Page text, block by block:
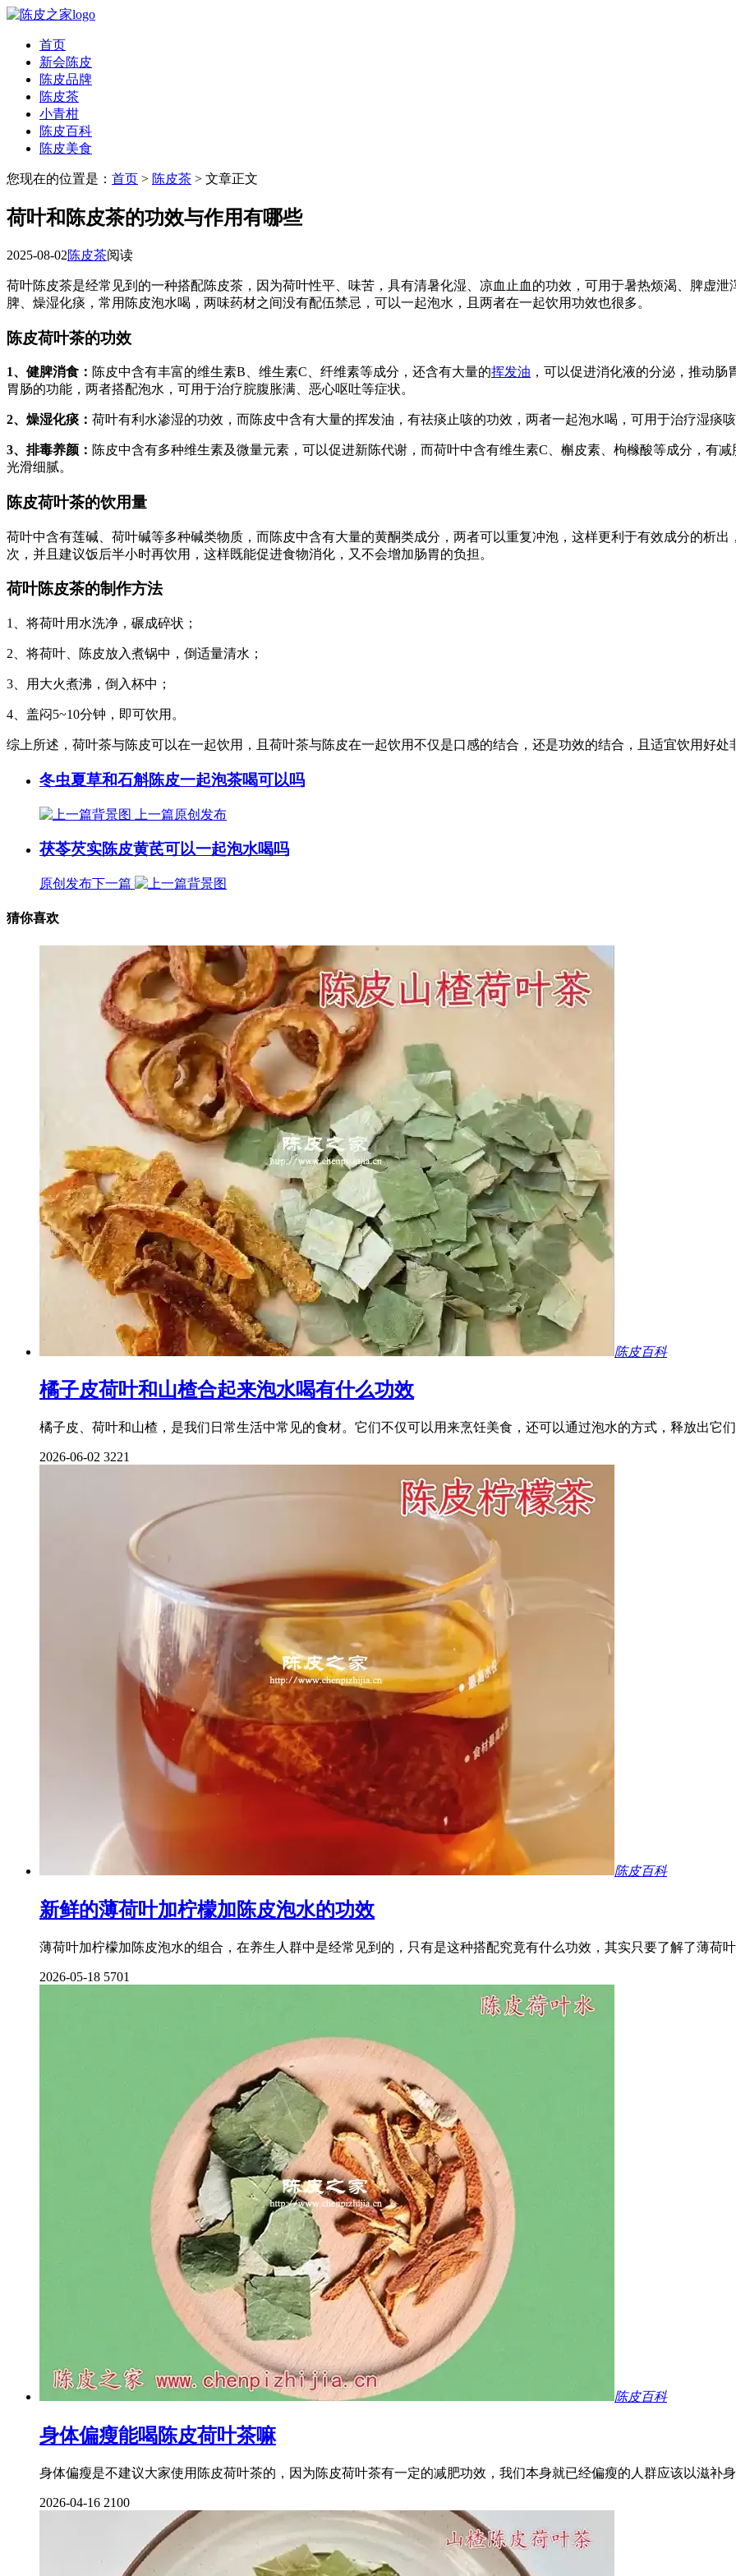
首页
新会陈皮
陈皮品牌
陈皮茶
小青柑
陈皮百科
陈皮美食
您现在的位置是： 首页 > 陈皮茶 > 文章正文
荷叶和陈皮茶的功效与作用有哪些
2025-08-02陈皮茶阅读
荷叶陈皮茶是经常见到的一种搭配陈皮茶，因为荷叶性平、味苦，具有清暑化湿、凉血止血的功效，可用于暑热烦渴、脾虚
脾、燥湿化痰，常用陈皮泡水喝，两味药材之间没有配伍禁忌，可以一起泡水，且两者在一起饮用功效也很多。
陈皮荷叶茶的功效
1、健脾消食： 陈皮中含有丰富的维生素B、维生素C、纤维素等成分，还含有大量的挥发油 ，可以促进消化液的分泌，推动
胃肠的功能，两者搭配泡水，可用于治疗脘腹胀满、恶心呕吐等症状。
2、燥湿化痰： 荷叶有利水渗湿的功效，而陈皮中含有大量的挥发油，有祛痰止咳的功效，两者一起泡水喝，可用于治疗湿痰
3、排毒养颜： 陈皮中含有多种维生素及微量元素，可以促进新陈代谢，而荷叶中含有维生素C、槲皮素、枸橼酸等成分，有
光滑细腻。
陈皮荷叶茶的饮用量
荷叶中含有莲碱、荷叶碱等多种碱类物质，而陈皮中含有大量的黄酮类成分，两者可以重复冲泡，这样更利于有效成分的析
次，并且建议饭后半小时再饮用，这样既能促进食物消化，又不会增加肠胃的负担。
荷叶陈皮茶的制作方法
1、将荷叶用水洗净，碾成碎状；
2、将荷叶、陈皮放入煮锅中，倒适量清水；
3、用大火煮沸，倒入杯中；
4、盖闷5~10分钟，即可饮用。
综上所述，荷叶茶与陈皮可以在一起饮用，且荷叶茶与陈皮在一起饮用不仅是口感的结合，还是功效的结合，且适宜饮用好处
冬虫夏草和石斛陈皮一起泡茶喝可以吗
上一篇原创发布
茯苓芡实陈皮黄芪可以一起泡水喝吗
原创发布下一篇
猜你喜欢
陈皮百科
橘子皮荷叶和山楂合起来泡水喝有什么功效
橘子皮、荷叶和山楂，是我们日常生活中常见的食材。它们不仅可以用来烹饪美食，还可以通过泡水的方式，释放出它
2026-06-02 3221
陈皮百科
新鲜的薄荷叶加柠檬加陈皮泡水的功效
薄荷叶加柠檬加陈皮泡水的组合，在养生人群中是经常见到的，只有是这种搭配究竟有什么功效，其实只要了解了薄荷
2026-05-18 5701
陈皮百科
身体偏瘦能喝陈皮荷叶茶嘛
身体偏瘦是不建议大家使用陈皮荷叶茶的，因为陈皮荷叶茶有一定的减肥功效，我们本身就已经偏瘦的人群应该以滋补
2026-04-16 2100